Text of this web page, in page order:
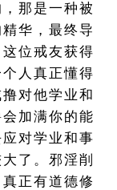
那是一种被
华，最终导
位戒友获得
人真正懂得
对他学业和
加满你的能
对学业和事
了。邪淫削
正有道德修